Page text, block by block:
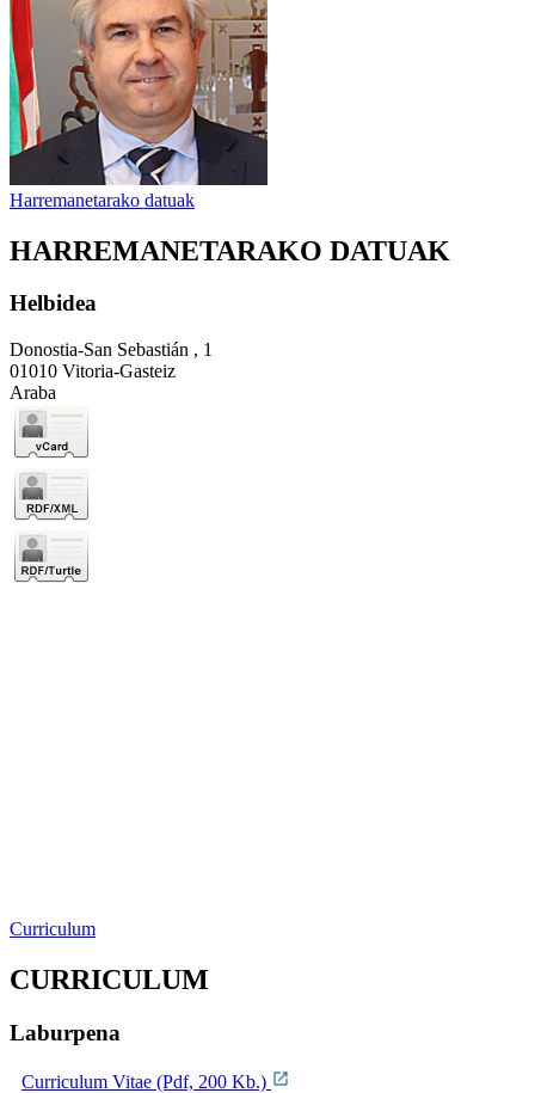
Harremanetarako datuak
HARREMANETARAKO DATUAK
Helbidea
Donostia-San Sebastián , 1
01010 Vitoria-Gasteiz
Araba
Curriculum
CURRICULUM
Laburpena
Curriculum Vitae (Pdf, 200 Kb.)